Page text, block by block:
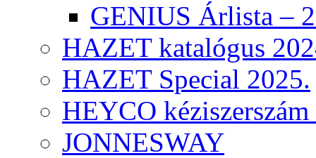
GENIUS Árlista –
HAZET katalógus
HAZET Special 2025.
HEYCO
JONNESWAY